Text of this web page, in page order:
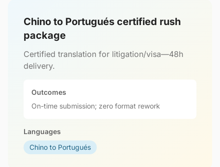
Chino to Portugués certified rush
package
Certified translation for litigation/visa—48h
delivery.
Outcomes
On-time submission; zero format rework
Languages
Chino to Portugués